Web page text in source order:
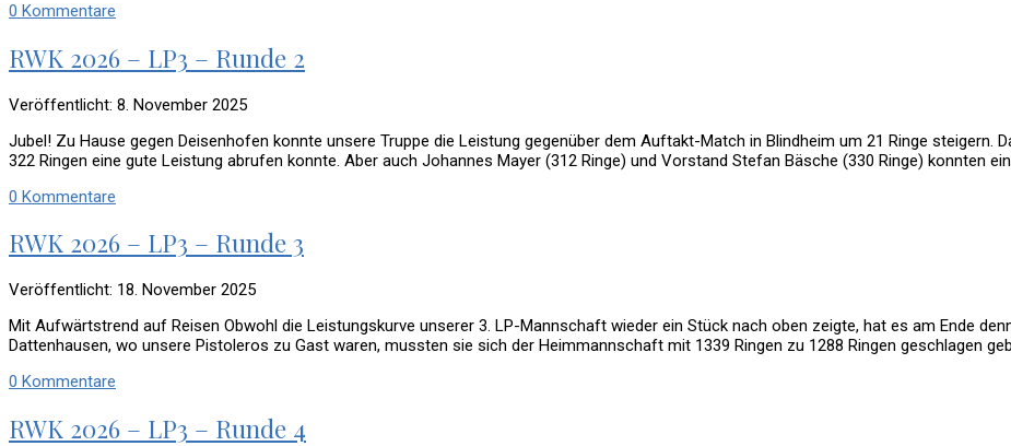
0 Kommentare
RWK 2026 – LP3 – Runde 2
Veröffentlicht: 8. November 2025
Jubel! Zu Hause gegen Deisenhofen konnte unsere Truppe die Leistung gegenüber dem Auftakt-Match in Blindheim um 21 Ringe
322 Ringen eine gute Leistung abrufen konnte. Aber auch Johannes Mayer (312 Ringe) und Vorstand Stefan Bäsche (330 Ringe) konnten
0 Kommentare
RWK 2026 – LP3 – Runde 3
Veröffentlicht: 18. November 2025
Mit Aufwärtstrend auf Reisen Obwohl die Leistungskurve unserer 3. LP-Mannschaft wieder ein Stück nach oben zeigte, hat es am Ende
Dattenhausen, wo unsere Pistoleros zu Gast waren, mussten sie sich der Heimmannschaft mit 1339 Ringen zu 1288 Ringen geschlagen
0 Kommentare
RWK 2026 – LP3 – Runde 4